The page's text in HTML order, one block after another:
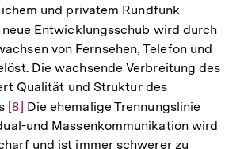
und privatem Rundfunk
neue Entwicklungsschub wird durch
von Fernsehen, Telefon und
Die wachsende Verbreitung des
Qualität und Struktur des
Zur
Auflösung
der
[8] Die ehemalige Trennungslinie
und Massenkommunikation wird
und ist immer schwerer zu